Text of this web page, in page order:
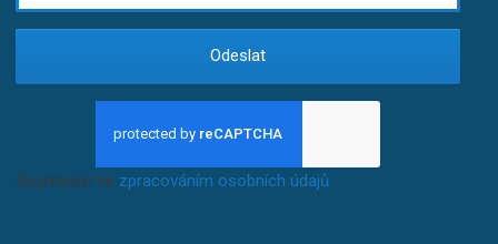
Odeslat
Souhlasím se zpracováním osobních údajů.